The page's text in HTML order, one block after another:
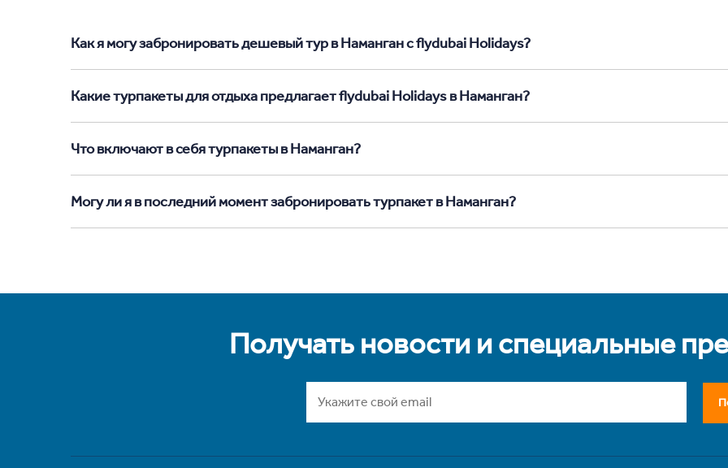
Как я могу забронировать дешевый тур в Наманган с flydubai Holidays?
Какие турпакеты для отдыха предлагает flydubai Holidays в Наманган?
Что включают в себя турпакеты в Наманган?
Могу ли я в последний момент забронировать турпакет в Наманган?
Получать новости и специальные